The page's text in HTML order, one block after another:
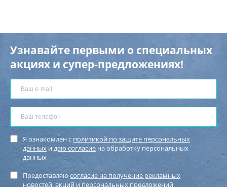
Узнавайте первыми о специальных
акциях и супер-предложениях!
Я ознакомлен с политикой по защите персональных
данных идаю согласие на обработку персональных
данных
Предоставляю согласие на получение рекламных
новостей, акций и персональных предложений